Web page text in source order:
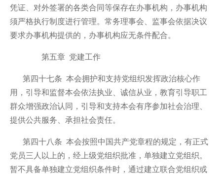
凭证、对外签署的各类合同等保存在办事机构，办事机构
须严格执行制度进行管理。常务理事会、监事会依据决议
要求办事机构提供的，办事机构应无条件配合。
第五章 党建工作
第四十七条 本会拥护和支持党组织发挥政治核心作
用，引导和监督本会依法执业、诚信从业，教育引导职工
群众增强政治认同，引导和支持本会有序参加社会治理、
提供公共服务、承担社会责任。
第四十八条 本会按照中国共产党章程的规定，有正式
党员三人以上的，经上级党组织批准，单独建立党组织。
暂不具备单独建立党组织条件时，通过建立联合党组织或